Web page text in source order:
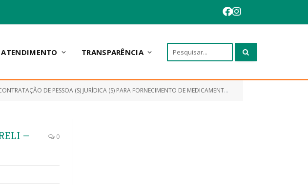
ATENDIMENTO TRANSPARÊNCIA
PESSOA (S) JURÍDICA (S) PARA FORNECIMENTO DE MEDICAMENTOS DE USO COMUM E USO ESPECIAL)
–
0